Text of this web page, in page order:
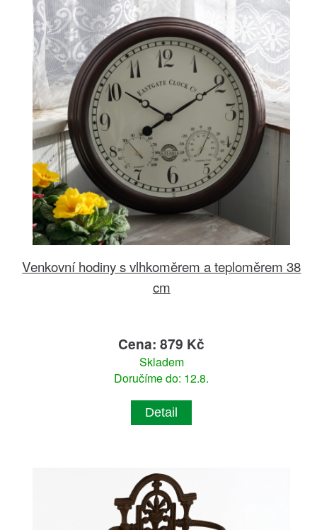
Venkovní hodiny s vlhkoměrem a teploměrem 38
cm
Cena: 879 Kč
Skladem
Doručíme do: 12.8.
Detail